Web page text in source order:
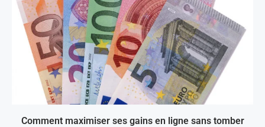
Comment maximiser ses gains en ligne sans tomber